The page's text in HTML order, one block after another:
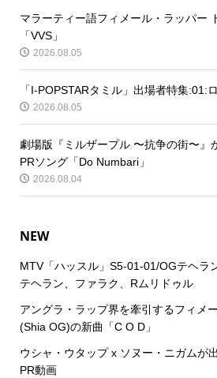
マラーティー語フィメール・ラッパー
「VVS」
2026.08.05
「I-POPSTARタミル」出場者特集:01:
2026.08.05
劇場版『ミルザープル 〜抗争の街〜』
PRソング「Do Numbari」
2026.08.04
NEW
MTV「ハッスル」S5-01-01/OGテヘラ
テヘラン、ファラク、Rムリドゥル
アングラ・ラップ界を牽引するフィメ
(Shia OG)の新曲「C O D」
ウシャ・ウタップ x ソヌー・ニガムが
PR動画